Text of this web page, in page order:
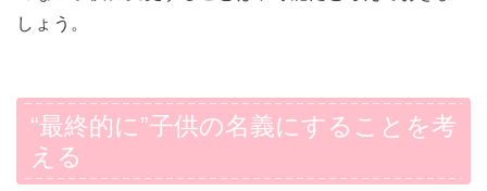
しょう。
“最終的に”子供の名義にすることを考
える